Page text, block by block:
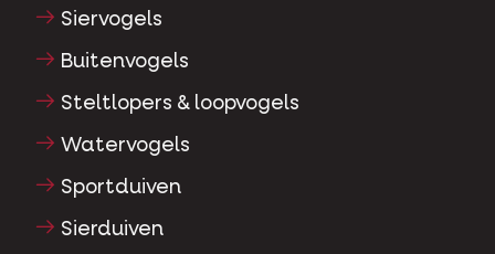
Siervogels
Buitenvogels
Steltlopers & loopvogels
Watervogels
Sportduiven
Sierduiven